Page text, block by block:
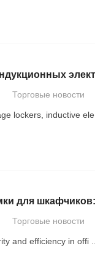
Торговые новости
lockers, inductive ele
для
Торговые новости
and efficiency in offi...